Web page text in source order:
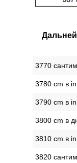
3770
3780 cm в in
3790 cm в in
3800 cm в
3810 cm в in
3820